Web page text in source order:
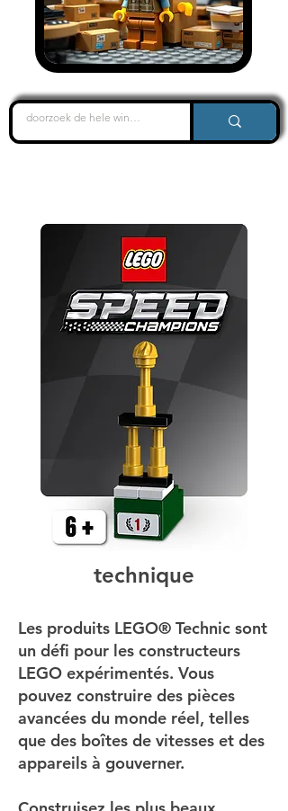
technique
Les produits LEGO® Technic sont
un défi pour les constructeurs
LEGO expérimentés. Vous
pouvez construire des pièces
avancées du monde réel, telles
que des boîtes de vitesses et des
appareils à gouverner.